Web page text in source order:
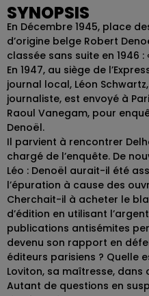
SYNOPSIS
En Décembre 1945, place
d’origine belge Robert
classée sans suite en 1946
En 1947, au siège de
journal local, Léon
journaliste, est envoyé à
Raoul Vanegam, pour
Denoël.
Il parvient à rencontrer
chargé de l’enquête. De
Léo : Denoël aurait-il été
l’épuration à cause des
Cherchait-il à acheter le
d’édition en utilisant
publications antisémites
devenu son rapport en
éditeurs parisiens ? Quelle
Loviton, sa maîtresse, dans
Autant de questions en